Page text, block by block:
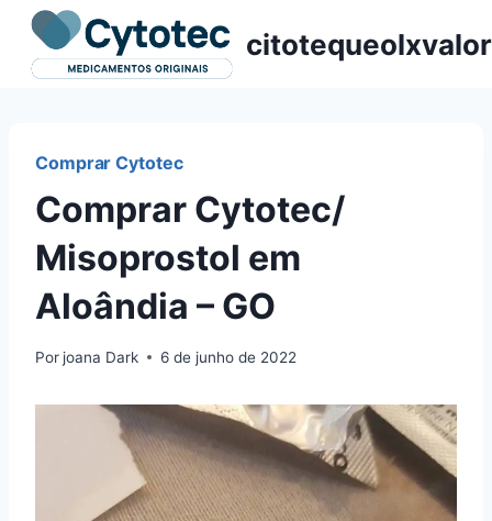
Pular
para
citotequeolxvalor
Comprar Cytotec
Comprar Cytotec/
Misoprostol em
Aloândia – GO
Por joana Dark 6 de junho de 2022